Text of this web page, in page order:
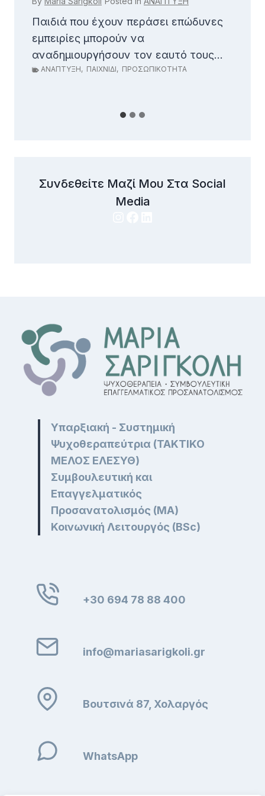
Παιδιά που έχουν περάσει επώδυνες
εμπειρίες μπορούν να
αναδημιουργήσουν τον εαυτό τους...
ΑΝΑΠΤΥΞΗ, ΠΑΙΧΝΙΔΙ, ΠΡΟΣΩΠΙΚΟΤΗΤΑ
Συνδεθείτε Μαζί Μου Στα Social
Media
Υπαρξιακή - Συστημική
Ψυχοθεραπεύτρια (ΤΑΚΤΙΚΟ
ΜΕΛΟΣ ΕΛΕΣΥΘ)
Συμβουλευτική και
Επαγγελματικός
Προσανατολισμός (MA)
Κοινωνική Λειτουργός (BSc)
+30 694 78 88 400
info@mariasarigkoli.gr
Βουτσινά 87, Χολαργός
WhatsApp